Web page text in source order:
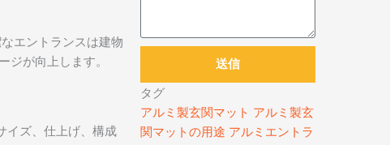
エントランスは建物
が向上します。
イズ、仕上げ、構成
送信
タグ
アルミ製玄関マット アルミ製玄
関マットの用途 アルミエントラ